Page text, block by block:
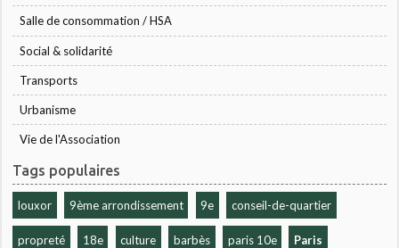
Salle de consommation / HSA
Social & solidarité
Transports
Urbanisme
Vie de l'Association
Tags populaires
louxor 9ème arrondissement 9e conseil-de-quartier
propreté 18e culture barbès paris 10e Paris